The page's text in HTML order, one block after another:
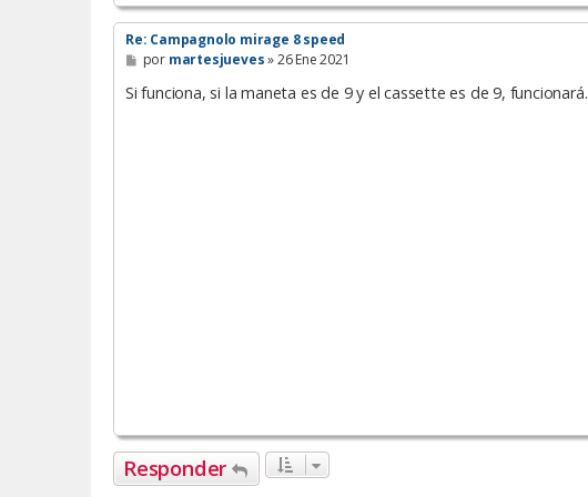
Re: Campagnolo mirage 8 speed
M
e
n
s
por martesjueves»26 Ene 2021
Si funciona, si la maneta es de 9 y el cassette es de 9, funcionará.
Responder